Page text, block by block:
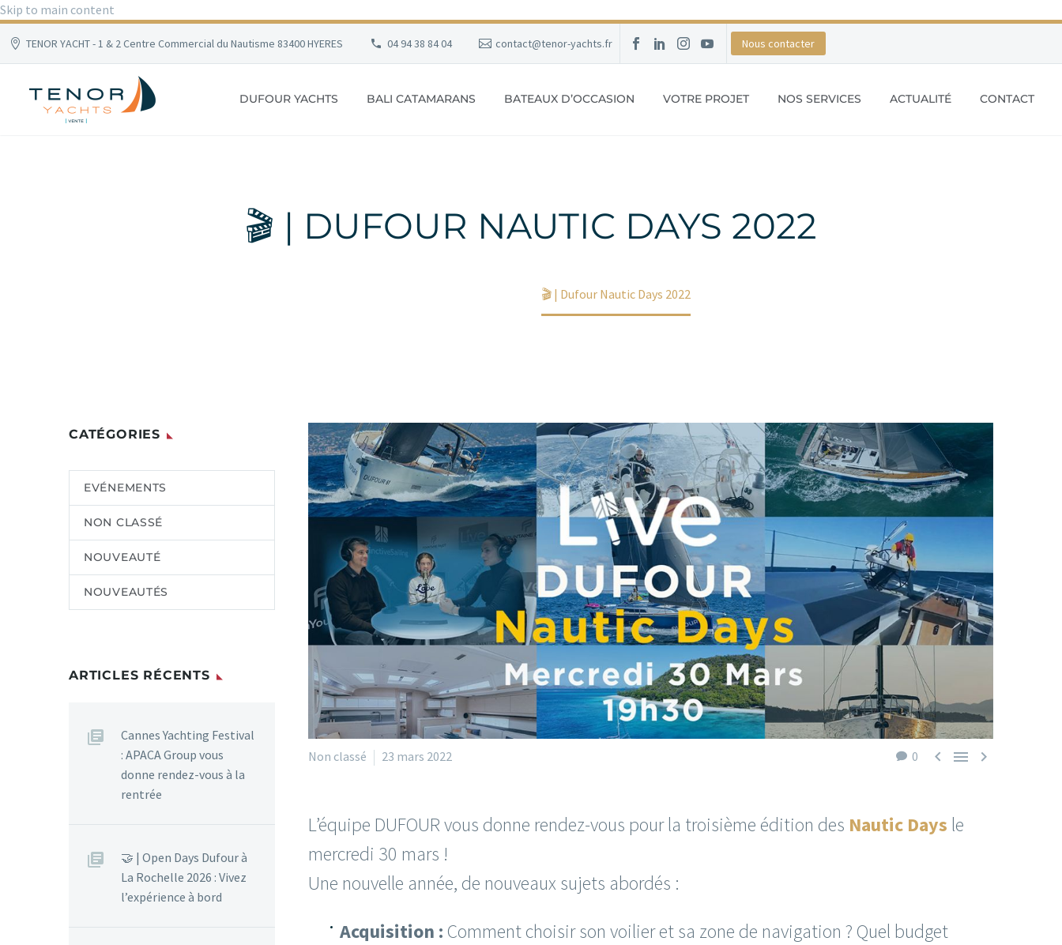
Skip to main content
TENOR YACHT - 1 & 2 Centre Commercial du Nautisme 83400 HYERES 04 94 38 84 04 contact@tenor-yachts.fr Nous contacter
DUFOUR YACHTS BALI CATAMARANS BATEAUX D’OCCASION VOTRE PROJET NOS SERVICES ACTUALITÉ CONTACT
🎬 | DUFOUR NAUTIC DAYS 2022
🎬 | Dufour Nautic Days 2022
0   
Non classé 23 mars 2022
L’équipe DUFOUR vous donne rendez-vous pour la troisième édition des Nautic Days le
mercredi 30 mars !
Une nouvelle année, de nouveaux sujets abordés :
Acquisition : Comment choisir son voilier et sa zone de navigation ? Quel budget
CATÉGORIES
EVÉNEMENTS
NON CLASSÉ
NOUVEAUTÉ
NOUVEAUTÉS
ARTICLES RÉCENTS
Cannes Yachting Festival
: APACA Group vous
donne rendez-vous à la
rentrée
🤝 | Open Days Dufour à
La Rochelle 2026 : Vivez
l’expérience à bord